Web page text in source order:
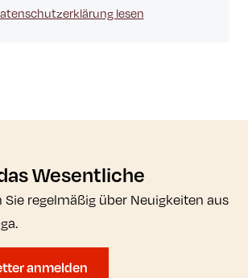
lesen
Wesentliche
regelmäßig über Neuigkeiten aus
anmelden